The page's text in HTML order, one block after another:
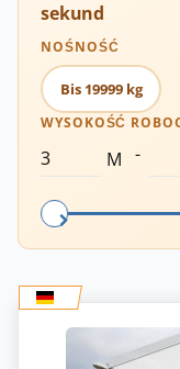
sekund
NOŚNOŚĆ
Bis 19999 kg
WYSOKOŚĆ
M -